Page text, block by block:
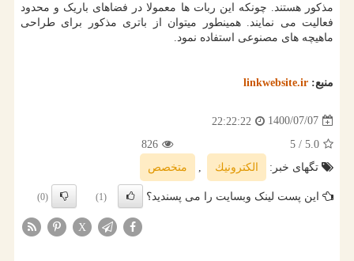
مذکور هستند. چونکه این ربات ها معمولا در فضاهای باریک و محدود
فعالیت می نمایند. همینطور میتوان از باتری مذکور برای طراحی
ماهیچه های مصنوعی استفاده نمود.
منبع: linkwebsite.ir
1400/07/07
22:22:22
5.0
/ 5
826
تگهای خبر:
الكترونیك , متخصص
این پست لینک وبسایت را می پسندید؟ (1)
(0)
X